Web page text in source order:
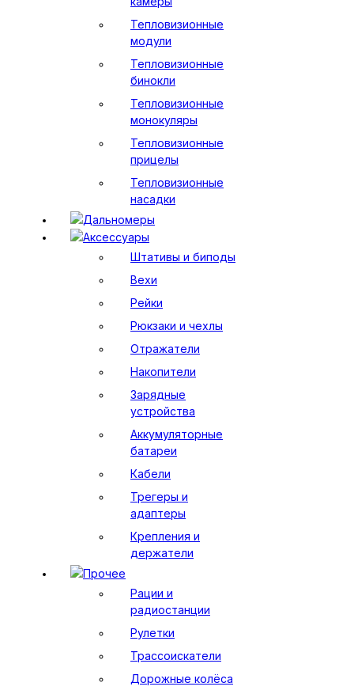
Тепловизионные
модули
Тепловизионные
бинокли
Тепловизионные
монокуляры
Тепловизионные
прицелы
Тепловизионные
насадки
Дальномеры
Аксессуары
Штативы и биподы
Вехи
Рейки
Рюкзаки и чехлы
Отражатели
Накопители
Зарядные
устройства
Аккумуляторные
батареи
Кабели
Трегеры и
адаптеры
Крепления и
держатели
Прочее
Рации и
радиостанции
Рулетки
Трассоискатели
Дорожные колёса